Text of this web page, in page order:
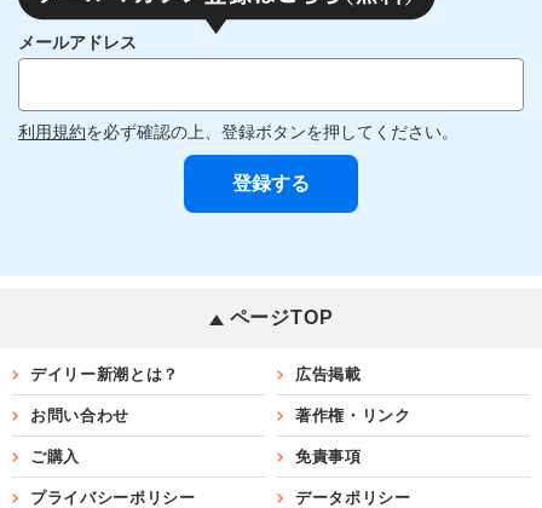
メールアドレス
利用規約を必ず確認の上、登録ボタンを押してください。
ページTOP
デイリー新潮とは？ 広告掲載
お問い合わせ 著作権・リンク
ご購入 免責事項
プライバシーポリシー データポリシー